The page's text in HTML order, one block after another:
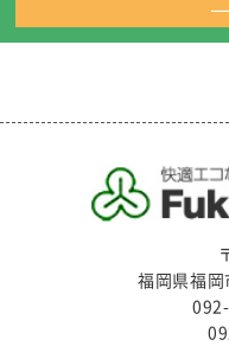
福岡県福